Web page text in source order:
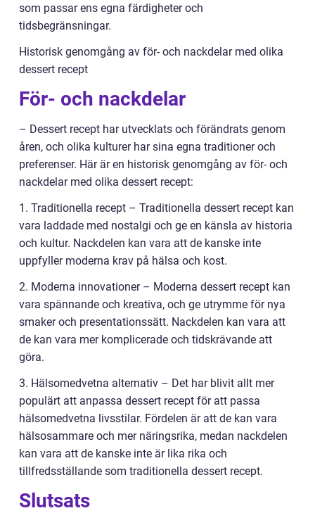
som passar ens egna färdigheter och
tidsbegränsningar.
Historisk genomgång av för- och nackdelar med olika
dessert recept
För- och nackdelar
– Dessert recept har utvecklats och förändrats genom
åren, och olika kulturer har sina egna traditioner och
preferenser. Här är en historisk genomgång av för- och
nackdelar med olika dessert recept:
1. Traditionella recept – Traditionella dessert recept kan
vara laddade med nostalgi och ge en känsla av historia
och kultur. Nackdelen kan vara att de kanske inte
uppfyller moderna krav på hälsa och kost.
2. Moderna innovationer – Moderna dessert recept kan
vara spännande och kreativa, och ge utrymme för nya
smaker och presentationssätt. Nackdelen kan vara att
de kan vara mer komplicerade och tidskrävande att
göra.
3. Hälsomedvetna alternativ – Det har blivit allt mer
populärt att anpassa dessert recept för att passa
hälsomedvetna livsstilar. Fördelen är att de kan vara
hälsosammare och mer näringsrika, medan nackdelen
kan vara att de kanske inte är lika rika och
tillfredsställande som traditionella dessert recept.
Slutsats